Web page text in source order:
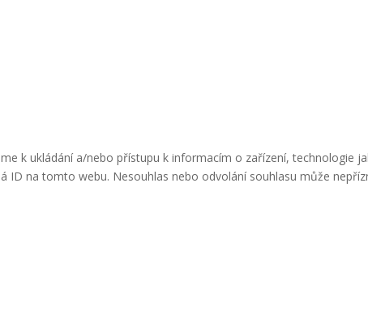
k ukládání a/nebo přístupu k informacím o zařízení,
ID na tomto webu. Nesouhlas nebo odvolání souhlasu může